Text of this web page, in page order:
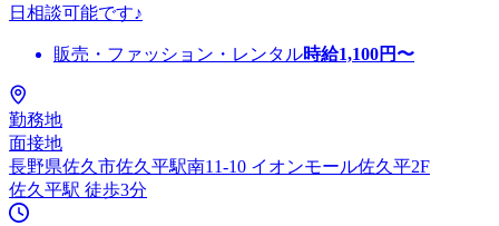
日相談可能です♪
販売・ファッション・レンタル時給1,100円〜
勤務地
面接地
長野県佐久市佐久平駅南11-10 イオンモール佐久平2F
佐久平駅 徒歩3分